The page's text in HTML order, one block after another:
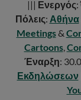
||| Ενεργός:
Πόλεις: Αθήνα
Meetings&
Cartoons,
Έναρξη:
Εκδηλώσεων